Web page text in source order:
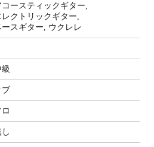
コースティックギター,
レクトリックギター,
ースギター, ウクレレ
ブ
ロ